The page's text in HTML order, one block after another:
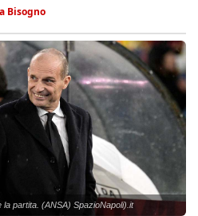
Bisogno
partita. (ANSA) SpazioNapoli).it